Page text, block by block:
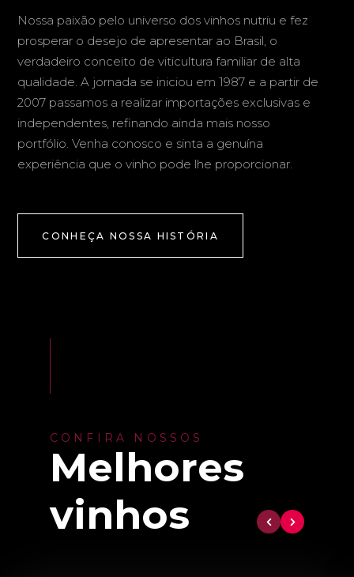
Nossa paixão pelo universo dos vinhos nutriu e fez
prosperar o desejo de apresentar ao Brasil, o
verdadeiro conceito de viticultura familiar de alta
qualidade. A jornada se iniciou em 1987 e a partir de
2007 passamos a realizar importações exclusivas e
independentes, refinando ainda mais nosso
portfólio. Venha conosco e sinta a genuína
experiência que o vinho pode lhe proporcionar.
CONHEÇA NOSSA HISTÓRIA
CONFIRA NOSSOS
Melhores
vinhos